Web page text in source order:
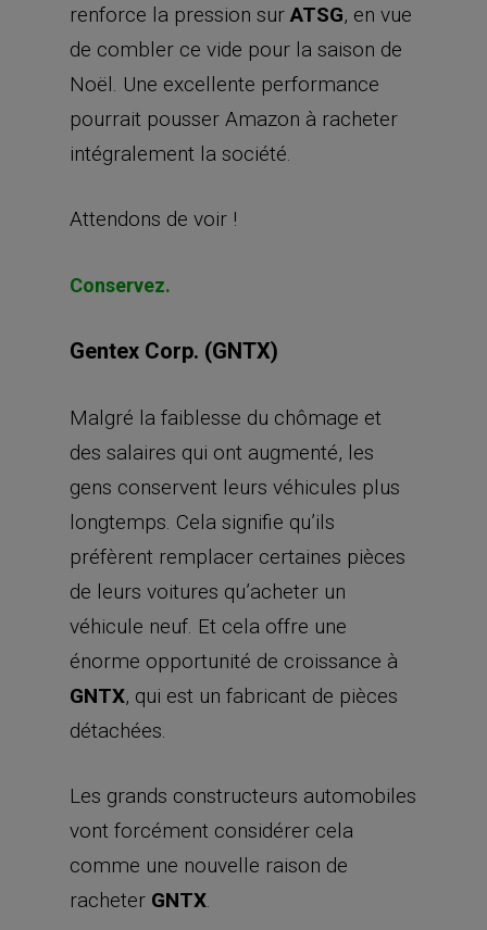
renforce la pression sur ATSG, en vue
de combler ce vide pour la saison de
Noël. Une excellente performance
pourrait pousser Amazon à racheter
intégralement la société.
Attendons de voir !
Conservez.
Gentex Corp. (GNTX)
Malgré la faiblesse du chômage et
des salaires qui ont augmenté, les
gens conservent leurs véhicules plus
longtemps. Cela signifie qu’ils
préfèrent remplacer certaines pièces
de leurs voitures qu’acheter un
véhicule neuf. Et cela offre une
énorme opportunité de croissance à
GNTX, qui est un fabricant de pièces
détachées.
Les grands constructeurs automobiles
vont forcément considérer cela
comme une nouvelle raison de
racheter GNTX.